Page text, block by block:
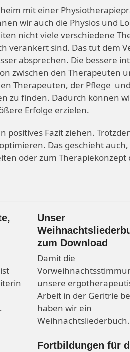
mit einer
wir auch die Physios und
nicht viele verschiedene
verankert sind. Das tut dem
absprechen. Die bessere
zwischen den Therapeuten
Therapeuten, der Pflege
zu finden. Dadurch können
Erfolge erzielen.
positives Fazit ziehen.
Das geschieht
oder zum
Unser
zum Download
Damit die
unsere
Arbeit in der Geritrie
haben wir ein
Fortbildungen für